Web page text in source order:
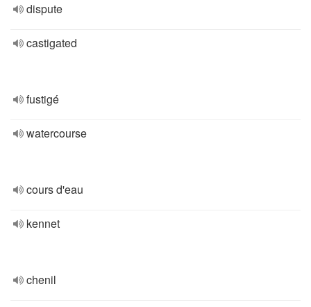
dispute
castigated
fustigé
watercourse
cours d'eau
kennet
chenil